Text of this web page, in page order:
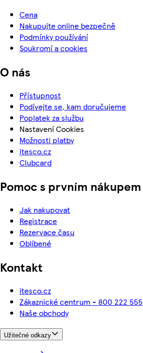
Cena
Nakupujte online bezpečně
Podmínky používání
Soukromí a cookies
O nás
Přístupnost
Podívejte se, kam doručujeme
Poplatek za službu
Nastavení Cookies
Možnosti platby
itesco.cz
Clubcard
Pomoc s prvním nákupem
Jak nakupovat
Registrace
Rezervace času
Oblíbené
Kontakt
itesco.cz
Zákaznické centrum - 800 222 555
Naše obchody
Užitečné odkazy